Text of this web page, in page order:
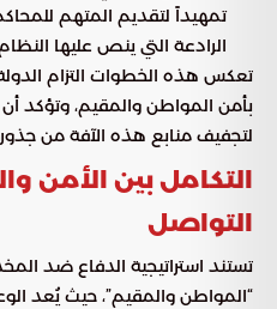
تمهيداً لتقديم المتهم
الرادعة التي ينص عليها
تعكس هذه الخطوات التزام
بأمن المواطن والمقيم، وتؤكد
لتجفيف منابع هذه الآفة من
التكامل بين الأمن
التواصل
تستند استراتيجية الدفاع ضد
“المواطن والمقيم”، حيث يُعد